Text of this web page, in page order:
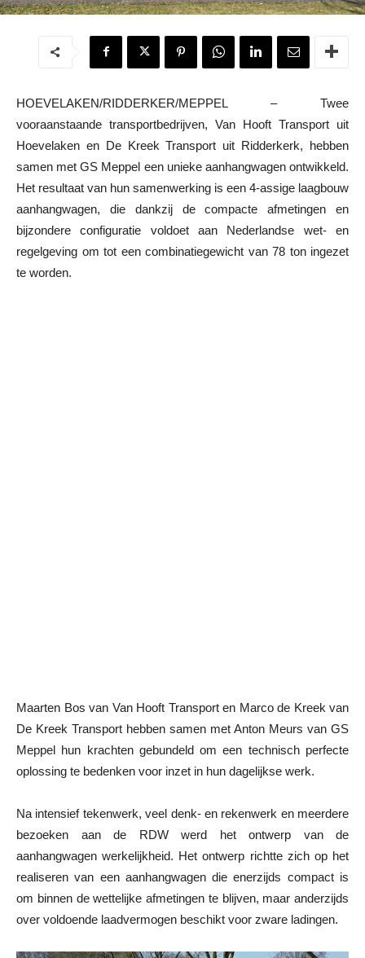
HOEVELAKEN/RIDDERKER/MEPPEL – Twee
vooraanstaande transportbedrijven, Van Hooft Transport uit
Hoevelaken en De Kreek Transport uit Ridderkerk, hebben
samen met GS Meppel een unieke aanhangwagen ontwikkeld.
Het resultaat van hun samenwerking is een 4-assige laagbouw
aanhangwagen, die dankzij de compacte afmetingen en
bijzondere configuratie voldoet aan Nederlandse wet- en
regelgeving om tot een combinatiegewicht van 78 ton ingezet
te worden.
Maarten Bos van Van Hooft Transport en Marco de Kreek van
De Kreek Transport hebben samen met Anton Meurs van GS
Meppel hun krachten gebundeld om een technisch perfecte
oplossing te bedenken voor inzet in hun dagelijkse werk.
Na intensief tekenwerk, veel denk- en rekenwerk en meerdere
bezoeken aan de RDW werd het ontwerp van de
aanhangwagen werkelijkheid. Het ontwerp richtte zich op het
realiseren van een aanhangwagen die enerzijds compact is
om binnen de wettelijke afmetingen te blijven, maar anderzijds
over voldoende laadvermogen beschikt voor zware ladingen.